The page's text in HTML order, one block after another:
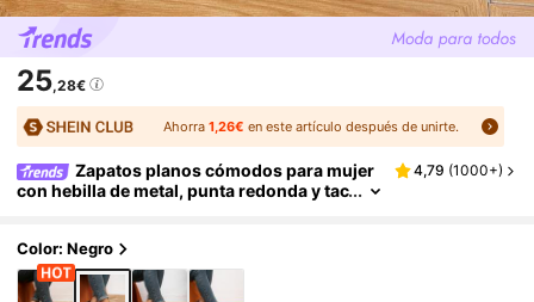
25,28€
Ahorra 1,26€ en este artículo después de unirte.
Zapatos planos cómodos para mujer
con hebilla de metal, punta redonda y tac
4,79 (1000+)
Color: Negro